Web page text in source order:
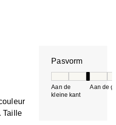
Taille
Pasvorm
Aan de
kleine kant
Aan de